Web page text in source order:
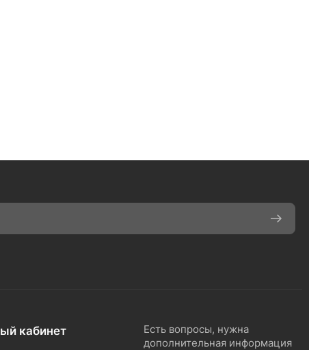
кабинет
Есть вопросы, нужна
дополнительная информация